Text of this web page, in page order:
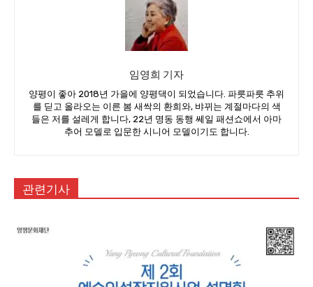
임영희 기자
양평이 좋아 2018년 가을에 양평댁이 되었습니다. 파릇파릇 추위
를 딛고 올라오는 이른 봄 새싹의 환희와, 뱌뀌는 계절마다의 색
들은 저를 설레게 합니다, 22년 명동 동행 쎄일 패션쇼에서 아마
추어 모델로 입문한 시니어 모델이기도 합니다.
관련기사